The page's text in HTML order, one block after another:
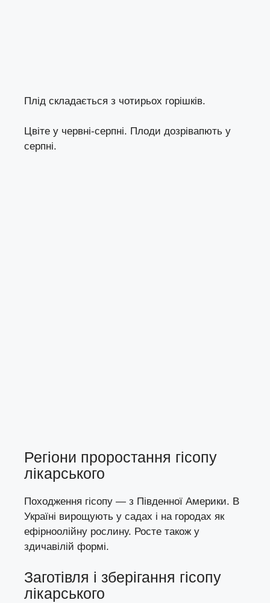
Плід складається з чотирьох горішків.
Цвіте у червні-серпні. Плоди дозрівапють у
серпні.
Регіони проростання гісопу
лікарського
Походження гісопу — з Південної Америки. В
Україні вирощують у садах і на городах як
ефірноолійну рослину. Росте також у
здичавілій формі.
Заготівля і зберігання гісопу
лікарського